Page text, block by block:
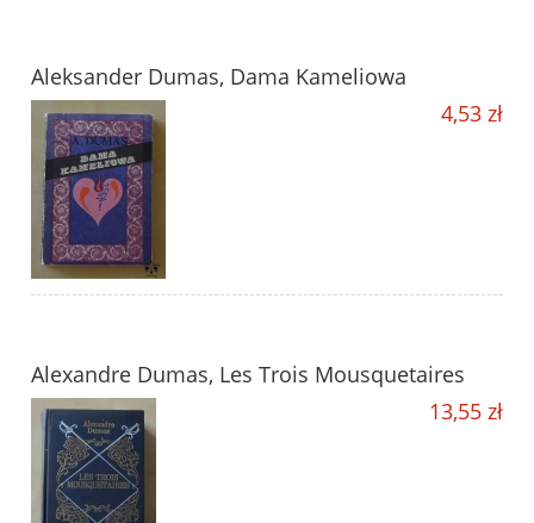
Aleksander Dumas, Dama Kameliowa
4,53 zł
Alexandre Dumas, Les Trois Mousquetaires
13,55 zł